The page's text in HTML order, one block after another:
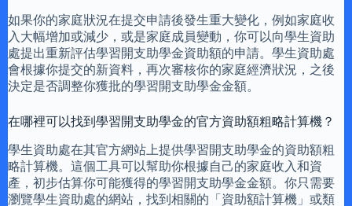
如果你的家庭狀況在提交申請後發生重大變化，例如家庭收
入大幅增加或減少，或是家庭成員變動，你可以向學生資助
處提出重新評估學習開支助學金資助額的申請。學生資助處
會根據你提交的新資料，再次審核你的家庭經濟狀況，之後
決定是否調整你獲批的學習開支助學金金額。
在哪裡可以找到學習開支助學金的官方資助額粗略計算機？
學生資助處在其官方網站上提供學習開支助學金的資助額粗
略計算機。這個工具可以幫助你根據自己的家庭收入和資
產，初步估算你可能獲得的學習開支助學金金額。你只需要
瀏覽學生資助處的網站，找到相關的「資助額計算機」或類